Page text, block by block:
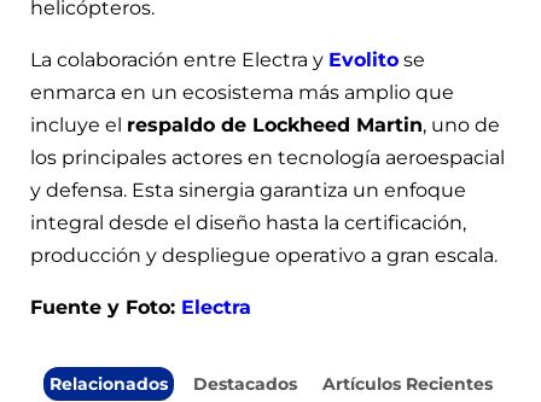
helicópteros.
La colaboración entre Electra y Evolito se
enmarca en un ecosistema más amplio que
incluye el respaldo de Lockheed Martin, uno de
los principales actores en tecnología aeroespacial
y defensa. Esta sinergia garantiza un enfoque
integral desde el diseño hasta la certificación,
producción y despliegue operativo a gran escala.
Fuente y Foto: Electra
Relacionados Destacados Artículos Recientes